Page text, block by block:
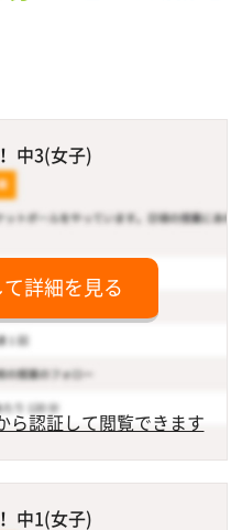
中3(女子)
詳細を見る
ら認証して閲覧できます
中1(女子)